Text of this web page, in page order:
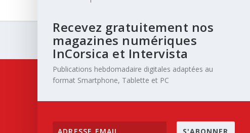
Recevez gratuitement nos
magazines numériques
InCorsica et Intervista
Publications hebdomadaire digitales adaptées au
format Smartphone, Tablette et PC